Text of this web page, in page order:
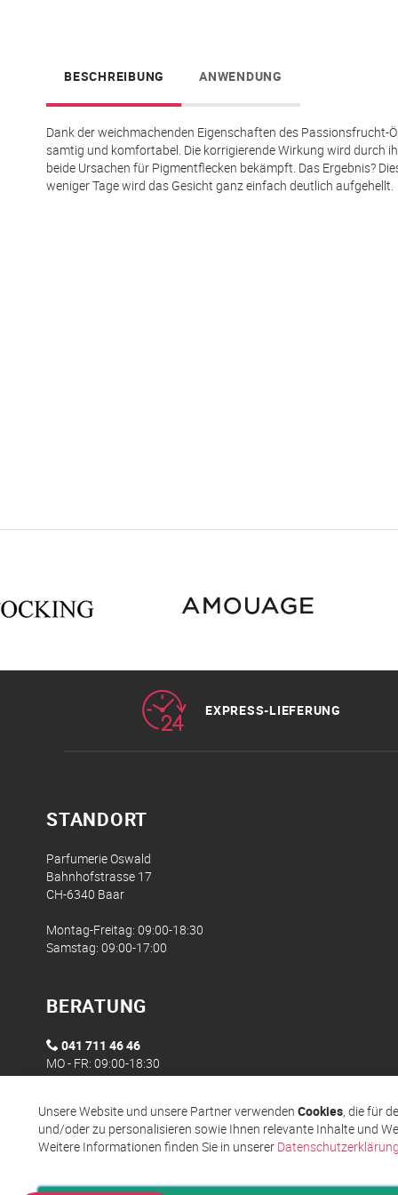
BESCHREIBUNG
Dank der weichmachenden Eigenschaften des Passionsfrucht-
samtig und komfortabel. Die korrigierende Wirkung wird durch
beide Ursachen für Pigmentflecken bekämpft. Das Ergebnis?
weniger Tage wird das Gesicht ganz einfach deutlich aufgehellt.
ANWENDUNG
EXPRESS-LIEFERUNG
STANDORT
Parfumerie Oswald
Bahnhofstrasse 17
CH-6340 Baar
Montag-Freitag: 09:00-18:30
Samstag: 09:00-17:00
BERATUNG
041 711 46 46
MO - FR: 09:00-18:30
Unsere Website und unsere Partner verwendenCookies, die für
und/oder zu personalisieren sowie Ihnen relevante Inhalte und
Weitere Informationen finden Sie in unserer Datenschutzerklärung